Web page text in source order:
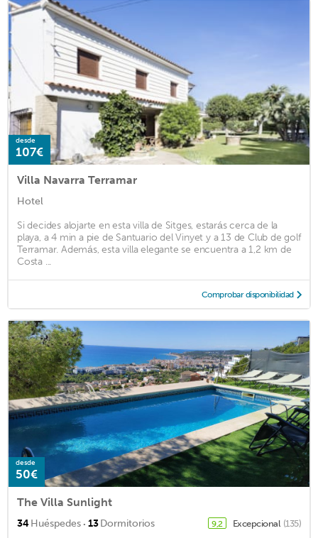
desde
107€
Villa Navarra Terramar
Hotel
Si decides alojarte en esta villa de Sitges, estarás cerca de la
playa, a 4 min a pie de Santuario del Vinyet y a 13 de Club de golf
Terramar. Además, esta villa elegante se encuentra a 1,2 km de
Costa ...
Comprobar disponibilidad
desde
50€
The Villa Sunlight
34Huéspedes · 13Dormitorios 9,2 Excepcional (135)